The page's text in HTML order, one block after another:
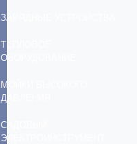
ЗАРЯДНЫЕ УСТРОЙСТВА
ТЕПЛОВОЕ
ОБОРУДОВАНИЕ
МОЙКИ ВЫСОКОГО
ДАВЛЕНИЯ
САДОВЫЙ
ЭЛЕКТРОИНСТРУМЕНТ